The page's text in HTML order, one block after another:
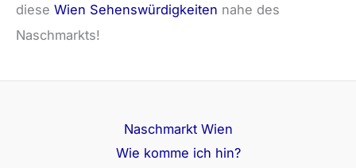
diese Wien Sehenswürdigkeiten nahe des
Naschmarkts!
Naschmarkt Wien
Wie komme ich hin?